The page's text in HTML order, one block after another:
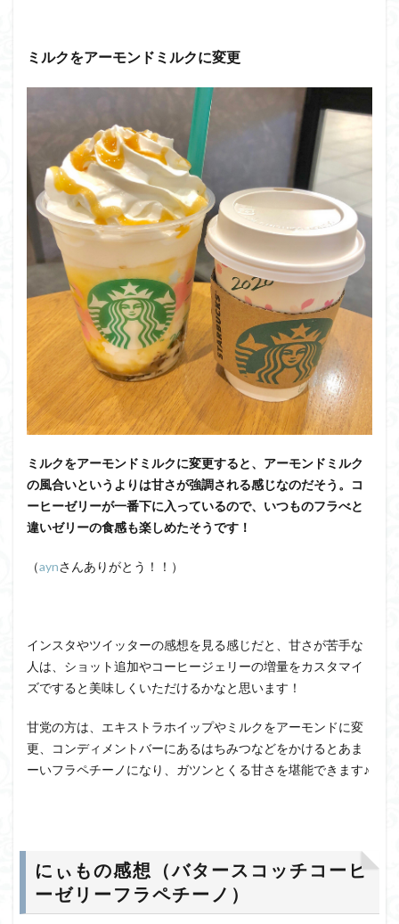
ミルクをアーモンドミルクに変更
ミルクをアーモンドミルクに変更すると、アーモンドミルク
の風合いというよりは甘さが強調される感じなのだそう。コ
ーヒーゼリーが一番下に入っているので、いつものフラべと
違いゼリーの食感も楽しめたそうです！
（aynさんありがとう！！）
インスタやツイッターの感想を見る感じだと、甘さが苦手な
人は、ショット追加やコーヒージェリーの増量をカスタマイ
ズですると美味しくいただけるかなと思います！
甘党の方は、エキストラホイップやミルクをアーモンドに変
更、コンディメントバーにあるはちみつなどをかけるとあま
ーいフラペチーノになり、ガツンとくる甘さを堪能できます♪
にぃもの感想（バタースコッチコーヒ
ーゼリーフラペチーノ）